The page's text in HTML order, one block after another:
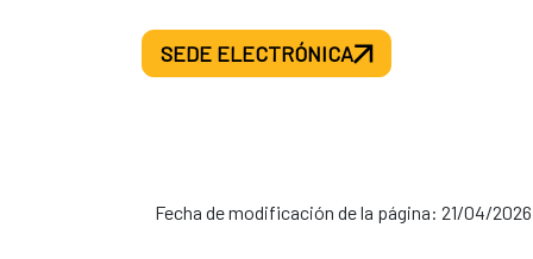
SEDE ELECTRÓNICA
Fecha de modificación de la página: 21/04/2026